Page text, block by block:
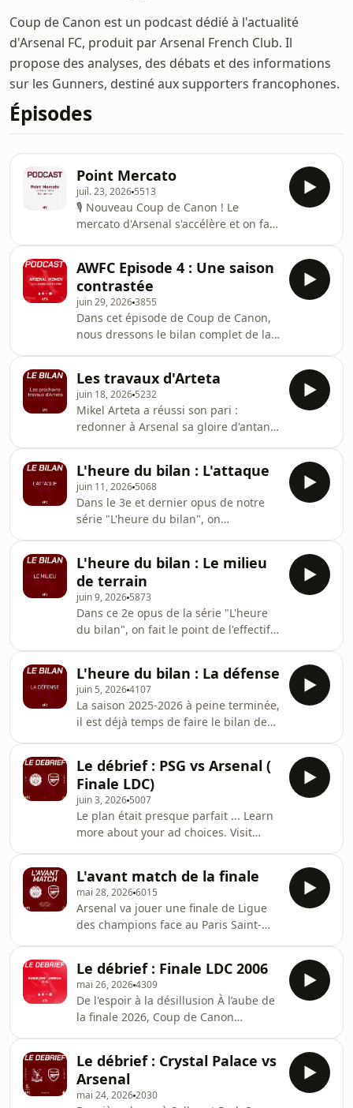
Coup de Canon est un podcast dédié à l'actualité
d'Arsenal FC, produit par Arsenal French Club. Il
propose des analyses, des débats et des informations
sur les Gunners, destiné aux supporters francophones.
Épisodes
Point Mercato
juil. 23, 2026 5513
🎙️ Nouveau Coup de Canon ! Le
mercato d'Arsenal s'accélère et on fait
Coupe du monde des Gunners👋
Départ de Leandro Trossard✍️ Arrivée
imminente de Christos Tzolis !🤔
Barcola, Vinícius Jr., Rashford,
Stones... quelles pistes sont crédibles
?🔄 Les départs de Martinelli, Jesus ou
Ben White sont-ils inévitables ?💭 Et
bien sûr, nos
AWFC Episode 4 : Une saison
contrastée
juin 29, 20263855
Dans cet épisode de Coup de Canon,
nous dressons le bilan complet de la
de haut niveau et périodes plus
compliquées, les Gunners ont vécu
une campagne riche en émotions.
Quels ont été les temps forts de la
saison ? Quelles joueuses se sont le
plus distinguées ? Les objectifs ont-ils
été atteints malgré les difficultés
rencontrées ? Et
Les travaux d'Arteta
juin 18, 2026 5232
Mikel Arteta a réussi son pari :
redonner à Arsenal sa gloire d'antan !
à des match ennuyants et sans
saveur. Maintenant qu'Arsenal est roi
d'Angleterre, Arteta sera attendu par
la fanbase la saison prochaine. Dans
cet épisode, on parle donc des
attentes que l'on a de notre coach, sur
quoi il doit s'appuyer mais surtout
L'heure du bilan : L'attaque
juin 11, 2026 5068
Dans le 3e et dernier opus de notre
série "L'heure du bilan", on
d'Arsenal pour sa première saison,
Saka amoindri mais décevant, un coté
gauche sans certitude ... l'attaque
d'Arteta ne nous aura pas fait souvent
vibrer cette saison. Retour sur une
saison compliquée offensivement
avec nos experts du jour Learn more
about
L'heure du bilan : Le milieu
de terrain
juin 9, 2026 5873
Dans ce 2e opus de la série "L'heure
du bilan", on fait le point de l'effectif
l'ultra régularité de Rice, la saison de
nos milieux de terrain n'a pas
toujours suivi le même chemin. Qui
aura deçu ? Qui aura convaincu ? Et
comment ne pas parler de Norgaard
dans un épisode qui aurait pu lui être
dédié Learn more about your
L'heure du bilan : La défense
juin 5, 20264107
La saison 2025-2026 à peine terminée,
il est déjà temps de faire le bilan de
Qui aura répondu présent ? quel
joueur aura été une révélation et quel
joueur a déçu ? Learn more about
your ad choices. Visit
podcastchoices.com/adchoices
Le débrief : PSG vs Arsenal (
Finale LDC)
juin 3, 2026 5007
Le plan était presque parfait ... Learn
more about your ad choices. Visit
L'avant match de la finale
mai 28, 20266015
Arsenal va jouer une finale de Ligue
des champions face au Paris Saint-
l’histoire d’un club. Un match qui peut
transformer une très grande équipe…
en équipe éternelle.Dans cet épisode
spécial, on prend le temps de
préparer cette finale avant qu’elle
n’arrive.On y parle tactique, émotions,
joueurs clés, pression, héritage…
Learn more
Le débrief : Finale LDC 2006
mai 26, 20264309
De l'espoir à la désillusion À l’aube de
la finale 2026, Coup de Canon
de Campbell, les occasions d’Henry, le
coaching de Wenger et la remontée
barcelonaise Débrief complet,
Le débrief : Crystal Palace vs
Arsenal
mai 24, 20262030